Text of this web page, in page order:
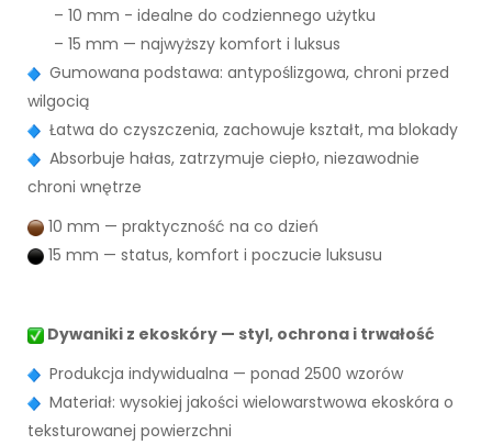
– 10 mm - idealne do codziennego użytku
– 15 mm — najwyższy komfort i luksus
Gumowana podstawa: antypoślizgowa, chroni przed
wilgocią
Łatwa do czyszczenia, zachowuje kształt, ma blokady
Absorbuje hałas, zatrzymuje ciepło, niezawodnie
chroni wnętrze
10 mm — praktyczność na co dzień
15 mm — status, komfort i poczucie luksusu
Dywaniki z ekoskóry — styl, ochrona i trwałość
Produkcja indywidualna — ponad 2500 wzorów
Materiał: wysokiej jakości wielowarstwowa ekoskóra o
teksturowanej powierzchni